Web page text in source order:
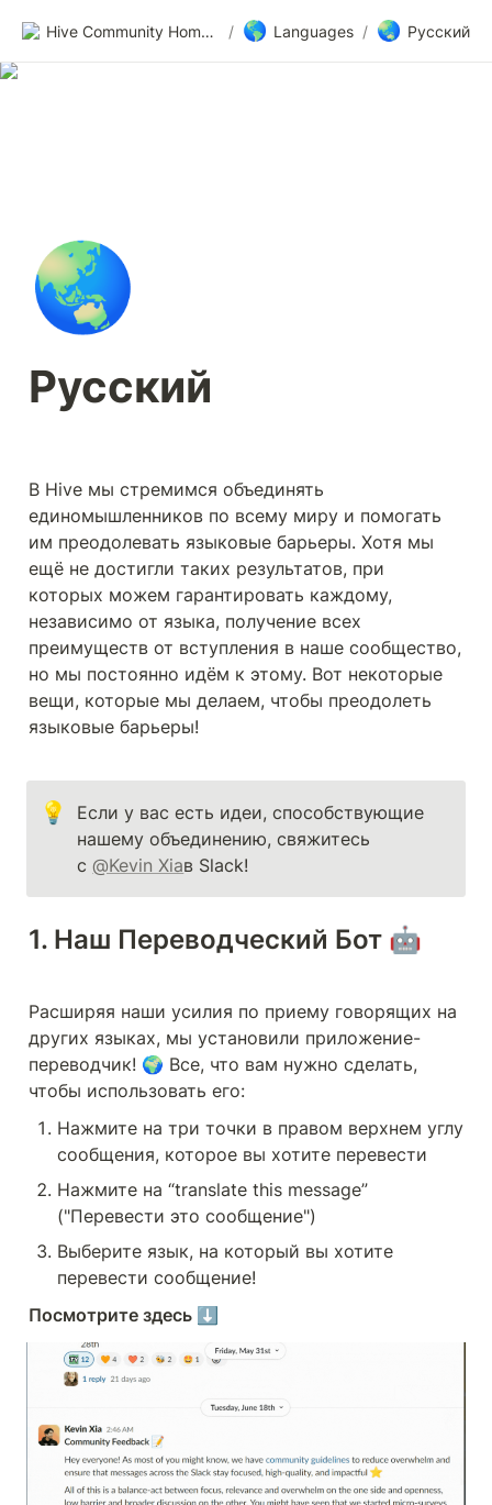
Hive Community Homepage / 🌎 Languages / 🌏 Русский
🌏
Русский
В Hive мы стремимся объединять
единомышленников по всему миру и помогать
им преодолевать языковые барьеры. Хотя мы
ещё не достигли таких результатов, при
которых можем гарантировать каждому,
независимо от языка, получение всех
преимуществ от вступления в наше сообщество,
но мы постоянно идём к этому. Вот некоторые
вещи, которые мы делаем, чтобы преодолеть
языковые барьеры!
💡
Если у вас есть идеи, способствующие
нашему объединению, свяжитесь
с @Kevin Xiaв Slack!
1. Наш Переводческий Бот 🤖
Расширяя наши усилия по приему говорящих на
других языках, мы установили приложение-
переводчик! 🌍 Все, что вам нужно сделать,
чтобы использовать его:
Нажмите на три точки в правом верхнем углу
сообщения, которое вы хотите перевести
Нажмите на “translate this message”
("Перевести это сообщение")
Выберите язык, на который вы хотите
перевести сообщение!
Посмотрите здесь ⬇️